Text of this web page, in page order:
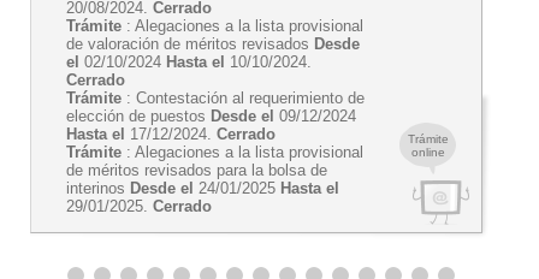
Trámite
online
20/08/2024. Cerrado
Trámite : Alegaciones a la lista provisional
de valoración de méritos revisados Desde
el 02/10/2024 Hasta el 10/10/2024.
Cerrado
Trámite : Contestación al requerimiento de
elección de puestos Desde el 09/12/2024
Hasta el 17/12/2024. Cerrado
Trámite : Alegaciones a la lista provisional
de méritos revisados para la bolsa de
interinos Desde el 24/01/2025 Hasta el
29/01/2025. Cerrado